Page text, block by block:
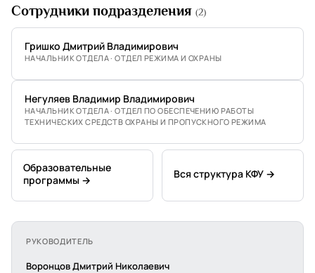
Сотрудники подразделения (2)
Гришко Дмитрий Владимирович
НАЧАЛЬНИК ОТДЕЛА · ОТДЕЛ РЕЖИМА И ОХРАНЫ
Негуляев Владимир Владимирович
НАЧАЛЬНИК ОТДЕЛА · ОТДЕЛ ПО ОБЕСПЕЧЕНИЮ РАБОТЫ
ТЕХНИЧЕСКИХ СРЕДСТВ ОХРАНЫ И ПРОПУСКНОГО РЕЖИМА
Образовательные
программы →
Вся структура КФУ →
РУКОВОДИТЕЛЬ
Воронцов Дмитрий Николаевич